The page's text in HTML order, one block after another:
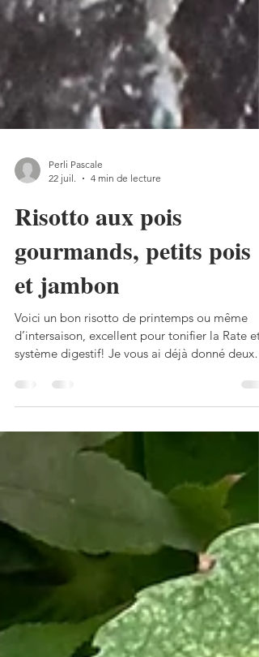
22 juil.
4 min de lecture
Risotto aux pois
gourmands, petits pois
et jambon
Voici un bon risotto de printemps ou même
système digestif! Je vous ai déjà donné deux
délicieuses recettes de risotto aux petits pois
(c’est une des spécialités de ma région
d’origine, la Vénétie), celle-ci ressemble à une
recette traditionnelle de diétothérapie chinoise
de gruau de riz, pour traiter les douleurs
d’estomac et les lombalgies (quand on ajoute
n’est pas très loin